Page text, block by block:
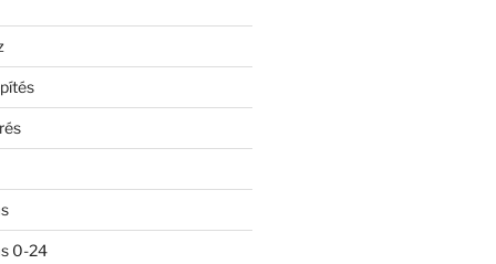
0-24